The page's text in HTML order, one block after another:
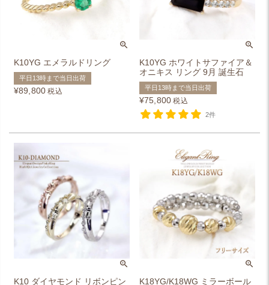
K10YG エメラルドリング
平日13時まで当日出荷
¥89,800 税込
K10YG ホワイトサファイア＆
オニキス リング 9月 誕生石
平日13時まで当日出荷
¥75,800 税込
2件
K10 ダイヤモンド リボンピン
K18YG/K18WG ミラーボール